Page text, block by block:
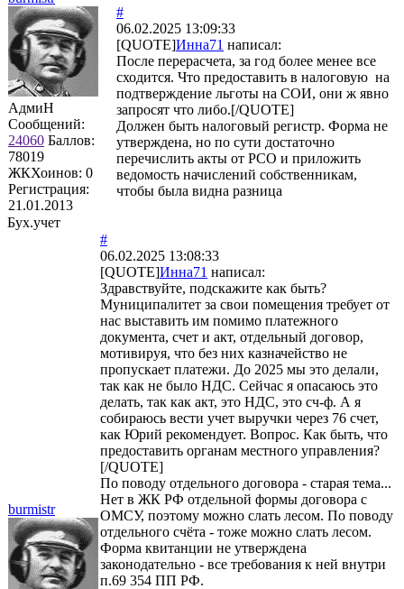
АдмиН
Сообщений:
24060 Баллов:
78019
ЖКХоинов: 0
Регистрация:
21.01.2013
#
06.02.2025 13:09:33
[QUOTE]Инна71 написал:
После перерасчета, за год более менее все
сходится. Что предоставить в налоговую на
подтверждение льготы на СОИ, они ж явно
запросят что либо.[/QUOTE]
Должен быть налоговый регистр. Форма не
утверждена, но по сути достаточно
перечислить акты от РСО и приложить
ведомость начислений собственникам,
чтобы была видна разница
Бух.учет
burmistr
#
06.02.2025 13:08:33
[QUOTE]Инна71 написал:
Здравствуйте, подскажите как быть?
Муниципалитет за свои помещения требует от
нас выставить им помимо платежного
документа, счет и акт, отдельный договор,
мотивируя, что без них казначейство не
пропускает платежи. До 2025 мы это делали,
так как не было НДС. Сейчас я опасаюсь это
делать, так как акт, это НДС, это сч-ф. А я
собираюсь вести учет выручки через 76 счет,
как Юрий рекомендует. Вопрос. Как быть, что
предоставить органам местного управления?
[/QUOTE]
По поводу отдельного договора - старая тема...
Нет в ЖК РФ отдельной формы договора с
ОМСУ, поэтому можно слать лесом. По поводу
отдельного счёта - тоже можно слать лесом.
Форма квитанции не утверждена
законодательно - все требования к ней внутри
п.69 354 ПП РФ.